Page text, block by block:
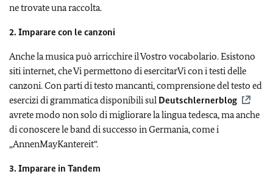
ne trovate una raccolta.
2. Imparare con le canzoni
Anche la musica può arricchire il Vostro vocabolario. Esistono
siti internet, che Vi permettono di esercitarVi con i testi delle
canzoni. Con parti di testo mancanti, comprensione del testo ed
esercizi di grammatica disponibili sul Deutschlernerblog
avrete modo non solo di migliorare la lingua tedesca, ma anche
di conoscere le band di successo in Germania, come i
„AnnenMayKantereit“.
3. Imparare in Tandem